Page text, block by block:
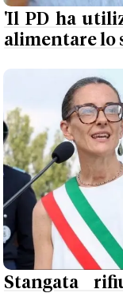
'Il PD ha
alimentare lo
Stangata